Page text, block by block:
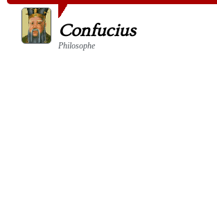
Confucius
Philosophe